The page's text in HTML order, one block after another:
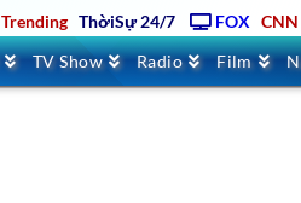
Trending ThờiSự 24/7 FOX CNN
TV Show Radio Film